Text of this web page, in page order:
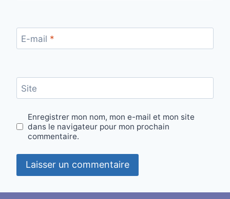
E-mail *
Site
Enregistrer mon nom, mon e-mail et mon site
dans le navigateur pour mon prochain
commentaire.